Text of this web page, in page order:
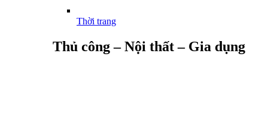
Thời trang
Thủ công – Nội thất – Gia dụng